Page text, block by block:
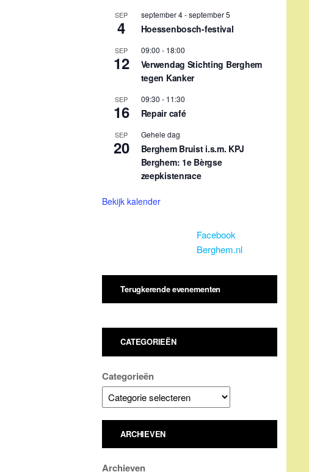
SEP
4
september 4-september 5
Hoessenbosch-festival
SEP
12
09:00 - 18:00
Verwendag Stichting Berghem
tegen Kanker
SEP
16
09:30 - 11:30
Repair café
SEP
20
Gehele dag
Berghem Bruist i.s.m. KPJ
Berghem: 1e Bèrgse
zeepkistenrace
Bekijk kalender
Facebook
Berghem.nl
Terugkerende evenementen
CATEGORIEËN
Categorieën
ARCHIEVEN
Archieven